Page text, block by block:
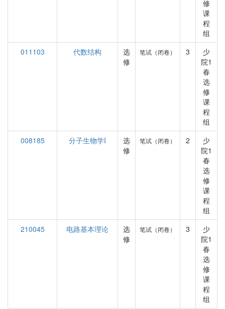
修
课
程
组
011103
代数结构
选
修
笔试（闭卷） 3
少
院1
春
选
修
课
程
组
008185
分子生物学I
选
修
笔试（闭卷） 2
少
院1
春
选
修
课
程
组
210045
电路基本理论
选
修
笔试（闭卷） 3
少
院1
春
选
修
课
程
组